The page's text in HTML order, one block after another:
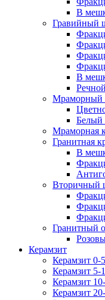
В
Гравийный
В
Речной
Мраморный
Белый
Мраморная
Гранитная
В
Вторичный
Гранитный
Керамзит
Керамзит 0-5
Керамзит 5-
Керамзит
Керамзит